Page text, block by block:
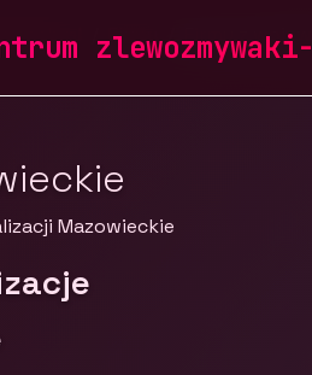
Firmy Firmy z
Mazowieckie